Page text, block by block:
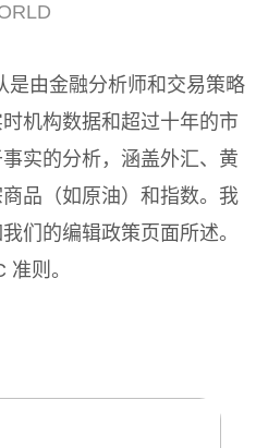
是由金融分析师和交易策略
机构数据和超过十年的市
实的分析，涵盖外汇、黄
品（如原油）和指数。我
们的编辑政策页面所述。
则。